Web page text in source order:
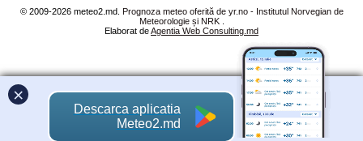
© 2009-2026 meteo2.md. Prognoza meteo oferită de yr.no - Institutul Norvegian de
Meteorologie și NRK
Elaborat deAgentia Web Consulting.md
×
Descarca aplicatia
Meteo2.md